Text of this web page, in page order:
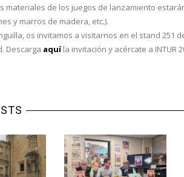
materiales de los juegos de lanzamiento
y marros de madera, etc.).
os invitamos a visitarnos en el stand 251
Descarga aquíla invitación y acércate a INTUR